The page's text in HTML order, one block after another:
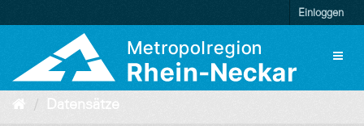
zum
Einloggen
Datensätze